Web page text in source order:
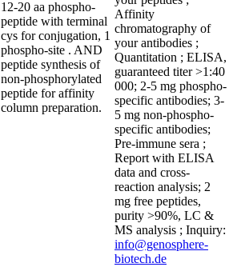
12-20 aa phospho-
peptide with terminal
cys for conjugation, 1
phospho-site . AND
peptide synthesis of
non-phosphorylated
peptide for affinity
column preparation.
Affinity
chromatography of
your antibodies ;
Quantitation ; ELISA,
guaranteed titer >1:40
000; 2-5 mg phospho-
specific antibodies; 3-
5 mg non-phospho-
specific antibodies;
Pre-immune sera ;
Report with ELISA
data and cross-
reaction analysis; 2
mg free peptides,
purity >90%, LC &
MS analysis ; Inquiry:
info@genosphere-
biotech.de